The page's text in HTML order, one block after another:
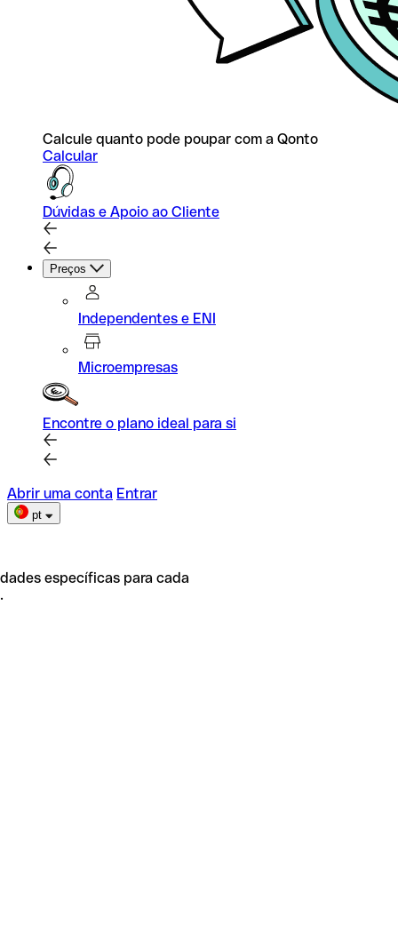
Calcule quanto pode poupar com a Qonto
Calcular
Dúvidas e Apoio ao Cliente
Preços
Independentes e ENI
Microempresas
Encontre o plano ideal para si
Abrir uma conta Entrar
pt
específicas para cada